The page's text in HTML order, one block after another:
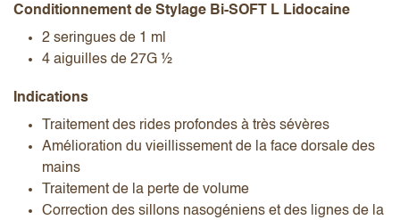
Conditionnement de Stylage Bi-SOFT L Lidocaine
2 seringues de 1 ml
4 aiguilles de 27G ½
Indications
Traitement des rides profondes à très sévères
Amélioration du vieillissement de la face dorsale des
mains
Traitement de la perte de volume
Correction des sillons nasogéniens et des lignes de la